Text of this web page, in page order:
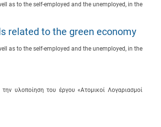
as to the self-employed and the unemployed, in the
related to the green economy
as to the self-employed and the unemployed, in the
υλοποίηση του έργου «Ατομικοί Λογαριασμοί